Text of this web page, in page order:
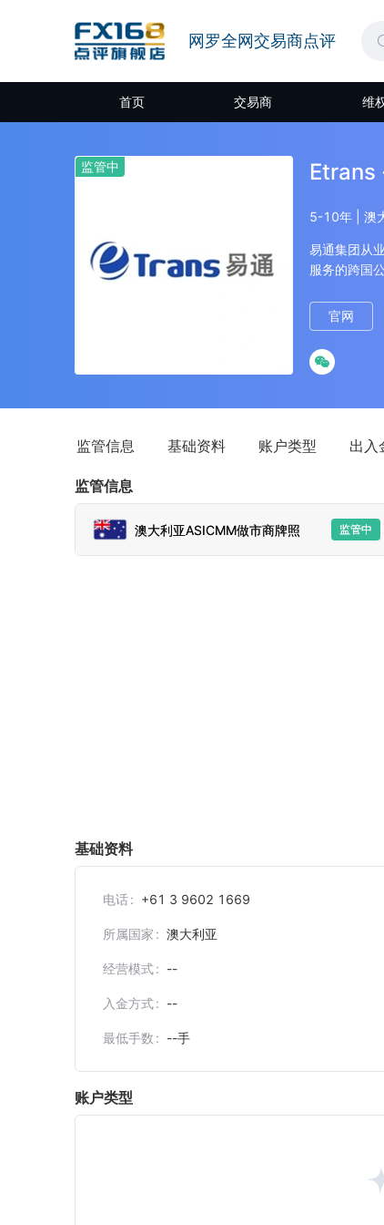
网罗全网交易商点评
首页 交易商 维
监管中 Etrans
5-10年 | 澳
易通集团从
服务的跨国
理解华人市
专业团队,将
展持久､互信
官网
监管信息 基础资料 账户类型 出入
监管信息
澳大利亚ASICMM做市商牌照 监管中
基础资料
电话 +61 3 9602 1669
所属国家 澳大利亚
经营模式 --
入金方式 --
最低手数 --手
账户类型